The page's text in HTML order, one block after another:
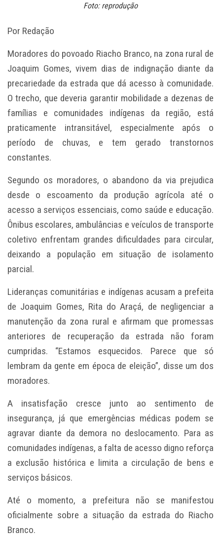
Foto: reprodução
Por Redação
Moradores do povoado Riacho Branco, na zona rural de
Joaquim Gomes, vivem dias de indignação diante da
precariedade da estrada que dá acesso à comunidade.
O trecho, que deveria garantir mobilidade a dezenas de
famílias e comunidades indígenas da região, está
praticamente intransitável, especialmente após o
período de chuvas, e tem gerado transtornos
constantes.
Segundo os moradores, o abandono da via prejudica
desde o escoamento da produção agrícola até o
acesso a serviços essenciais, como saúde e educação.
Ônibus escolares, ambulâncias e veículos de transporte
coletivo enfrentam grandes dificuldades para circular,
deixando a população em situação de isolamento
parcial.
Lideranças comunitárias e indígenas acusam a prefeita
de Joaquim Gomes, Rita do Araçá, de negligenciar a
manutenção da zona rural e afirmam que promessas
anteriores de recuperação da estrada não foram
cumpridas. “Estamos esquecidos. Parece que só
lembram da gente em época de eleição”, disse um dos
moradores.
A insatisfação cresce junto ao sentimento de
insegurança, já que emergências médicas podem se
agravar diante da demora no deslocamento. Para as
comunidades indígenas, a falta de acesso digno reforça
a exclusão histórica e limita a circulação de bens e
serviços básicos.
Até o momento, a prefeitura não se manifestou
oficialmente sobre a situação da estrada do Riacho
Branco.